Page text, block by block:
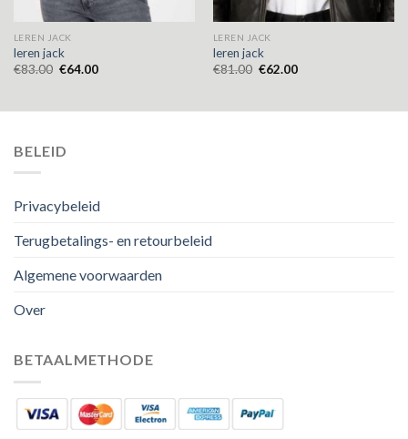
LEREN JACK
leren jack
€83.00 €64.00
LEREN JACK
leren jack
€81.00 €62.00
BELEID
Privacybeleid
Terugbetalings- en retourbeleid
Algemene voorwaarden
Over
BETAALMETHODE